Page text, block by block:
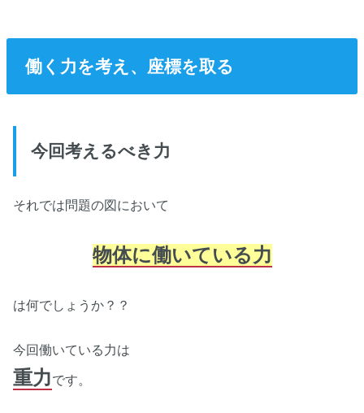
働く力を考え、座標を取る
今回考えるべき力
それでは問題の図において
物体に働いている力
は何でしょうか？？
今回働いている力は
重力です。